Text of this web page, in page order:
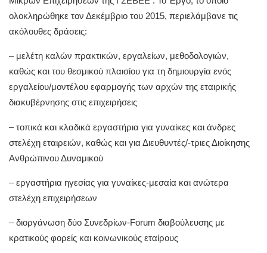
ολοκληρώθηκε τον Δεκέμβριο του 2015, περιελάμβανε τις
ακόλουθες δράσεις:
– μελέτη καλών πρακτικών, εργαλείων, μεθοδολογιών,
καθώς και του θεσμικού πλαισίου για τη δημιουργία ενός
εργαλείου/μοντέλου εφαρμογής των αρχών της εταιρικής
διακυβέρνησης στις επιχειρήσεις
– τοπικά και κλαδικά εργαστήρια για γυναίκες και άνδρες
στελέχη εταιρειών, καθώς και για Διευθυντές/-τριες Διοίκησης
Ανθρώπινου Δυναμικού
– εργαστήρια ηγεσίας για γυναίκες-μεσαία και ανώτερα
στελέχη επιχειρήσεων
– διοργάνωση δύο Συνεδρίων-Forum διαβούλευσης με
κρατικούς φορείς και κοινωνικούς εταίρους